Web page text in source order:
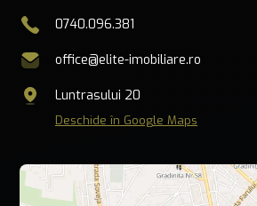
0740.096.381
office@elite-imobiliare.ro
Luntrasului 20
Deschide în Google Maps